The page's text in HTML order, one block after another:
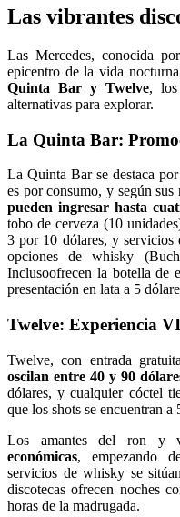
Las vibrantes
Las Mercedes, conocida
epicentro de la vida
Quinta Bar y Twelve, los
alternativas para explorar.
La Quinta Bar:
La Quinta Bar se destaca
es por consumo, y según
pueden ingresar hasta
tobo de cerveza (10
3 por 10 dólares, y servicios
opciones de whisky
Inclusoofrecen la botella de
presentación en lata a 5
Twelve: Experiencia
Twelve, con entrada
oscilan entre 40 y 90
dólares, y cualquier cóctel
que los shots se encuentran a
Los amantes del ron y
económicas, empezando
servicios de whisky se
discotecas ofrecen noches
horas de la madrugada.